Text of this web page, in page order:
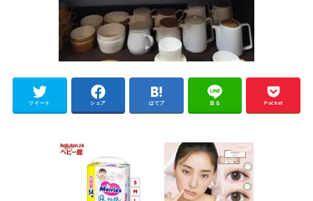
ツイート シェア はてブ 送る Pocket